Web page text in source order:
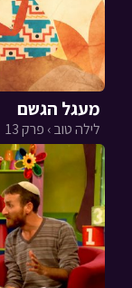
מעגל הגשם
לילה טוב › פרק 13